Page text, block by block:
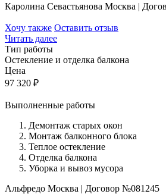
Каролина Севастьянова Москва |
Хочу также Оставить отзыв
Читать далее
Тип работы
Остекление и отделка балкона
Цена
97 320 ₽
Выполненные работы
Демонтаж старых окон
Монтаж балконного блока
Теплое остекление
Отделка балкона
Уборка и вывоз мусора
Альфредо Москва | Договор №081245